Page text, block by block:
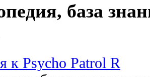
база
к Psycho Patrol R